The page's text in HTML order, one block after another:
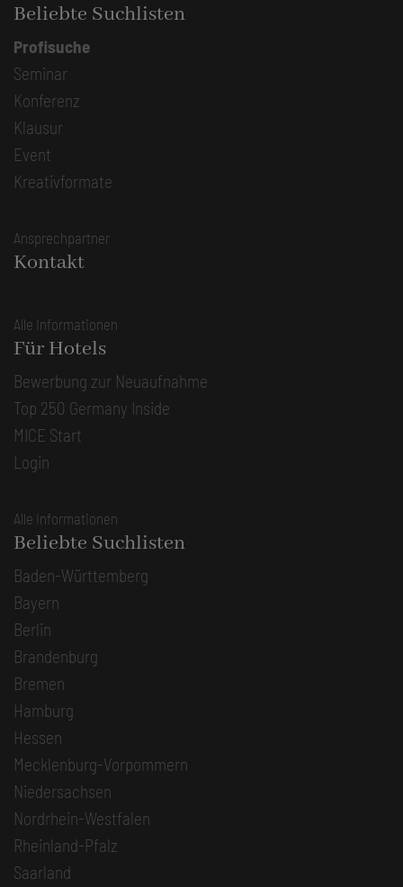
Beliebte Suchlisten
Profisuche
Seminar
Konferenz
Klausur
Event
Kreativformate
Ansprechpartner
Kontakt
Alle Informationen
Für Hotels
Bewerbung zur Neuaufnahme
Top 250 Germany Inside
MICE Start
Login
Alle Informationen
Beliebte Suchlisten
Baden-Württemberg
Bayern
Berlin
Brandenburg
Bremen
Hamburg
Hessen
Mecklenburg-Vorpommern
Niedersachsen
Nordrhein-Westfalen
Rheinland-Pfalz
Saarland